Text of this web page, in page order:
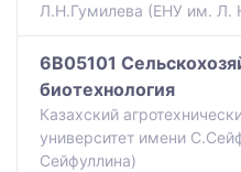
Л.Н.Гумилева (ЕНУ им. Л.
6B05101
биотехнология
Казахский
университет имени
Сейфуллина)